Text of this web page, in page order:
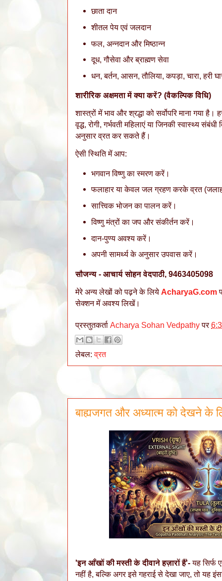
​छाता दान
​शीतल पेय एवं जलदान
​फल, अन्नदान और मिष्ठान्न
​दूध, गौसेवा और ब्राह्मण सेवा
​धन, बर्तन, आसन, तौलिया, कपड़ा, चारा, हरी
शारीरिक अक्षमता में क्या करें? (वैकल्पिक विधि)
​शास्त्रों में भाव और श्रद्धा को सर्वोपरि माना गया है।
वृद्ध, रोगी, गर्भवती महिलाएं या जिनकी स्वास्थ्य
अनुसार व्रत कर सकते हैं।
​ऐसी स्थिति में आप:
​भगवान विष्णु का स्मरण करें।
​फलाहार या केवल जल ग्रहण करके व्रत
​सात्त्विक भोजन का पालन करें।
​विष्णु मंत्रों का जप और संकीर्तन करें।
​दान-पुण्य अवश्य करें।
​अपनी सामर्थ्य के अनुसार उपवास करें।
सौजन्य - आचार्य सोहन वेदपाठी, 9463405098
मेरे अन्य लेखों को पढ़ने के लिये AcharyaG.com
सेक्शन में अवश्य लिखें।
प्रस्तुतकर्ता Acharya Sohan Vedpathy पर
लेबल:व्रत
बाह्यजगत और अध्यात्म को देखने के
'इन आँखों की मस्ती के दीवाने हज़ारों हैं'-यह सिर्फ
नहीं है, बल्कि अगर इसे गहराई से देखा जाए, तो यह